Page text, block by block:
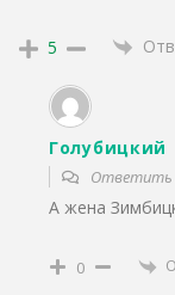
5
Голубицкий
Ответить
А жена
0